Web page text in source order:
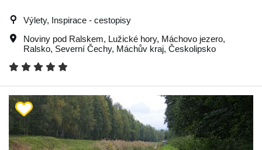
Výlety, Inspirace - cestopisy
Noviny pod Ralskem, Lužické hory, Máchovo jezero,
Ralsko, Severní Čechy, Máchův kraj, Českolipsko